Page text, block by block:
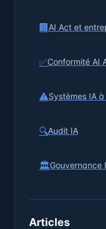
🏢 AI Act et
✅Conformité AI
⚠️Systèmes IA
🔍Audit IA
🏛️Gouvernance
Articles